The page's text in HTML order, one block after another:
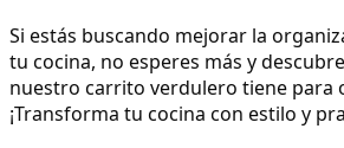
Si estás buscando mejorar la
tu cocina, no esperes más y
nuestro carrito verdulero tiene para
¡Transforma tu cocina con estilo y